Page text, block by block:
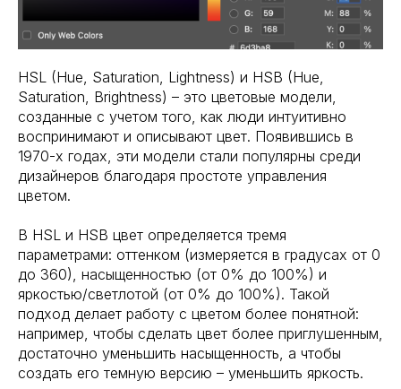
HSL (Hue, Saturation, Lightness) и HSB (Hue,
Saturation, Brightness) – это цветовые модели,
созданные с учетом того, как люди интуитивно
воспринимают и описывают цвет. Появившись в
1970-х годах, эти модели стали популярны среди
дизайнеров благодаря простоте управления
цветом.
В HSL и HSB цвет определяется тремя
параметрами: оттенком (измеряется в градусах от 0
до 360), насыщенностью (от 0% до 100%) и
яркостью/светлотой (от 0% до 100%). Такой
подход делает работу с цветом более понятной:
например, чтобы сделать цвет более приглушенным,
достаточно уменьшить насыщенность, а чтобы
создать его темную версию – уменьшить яркость.